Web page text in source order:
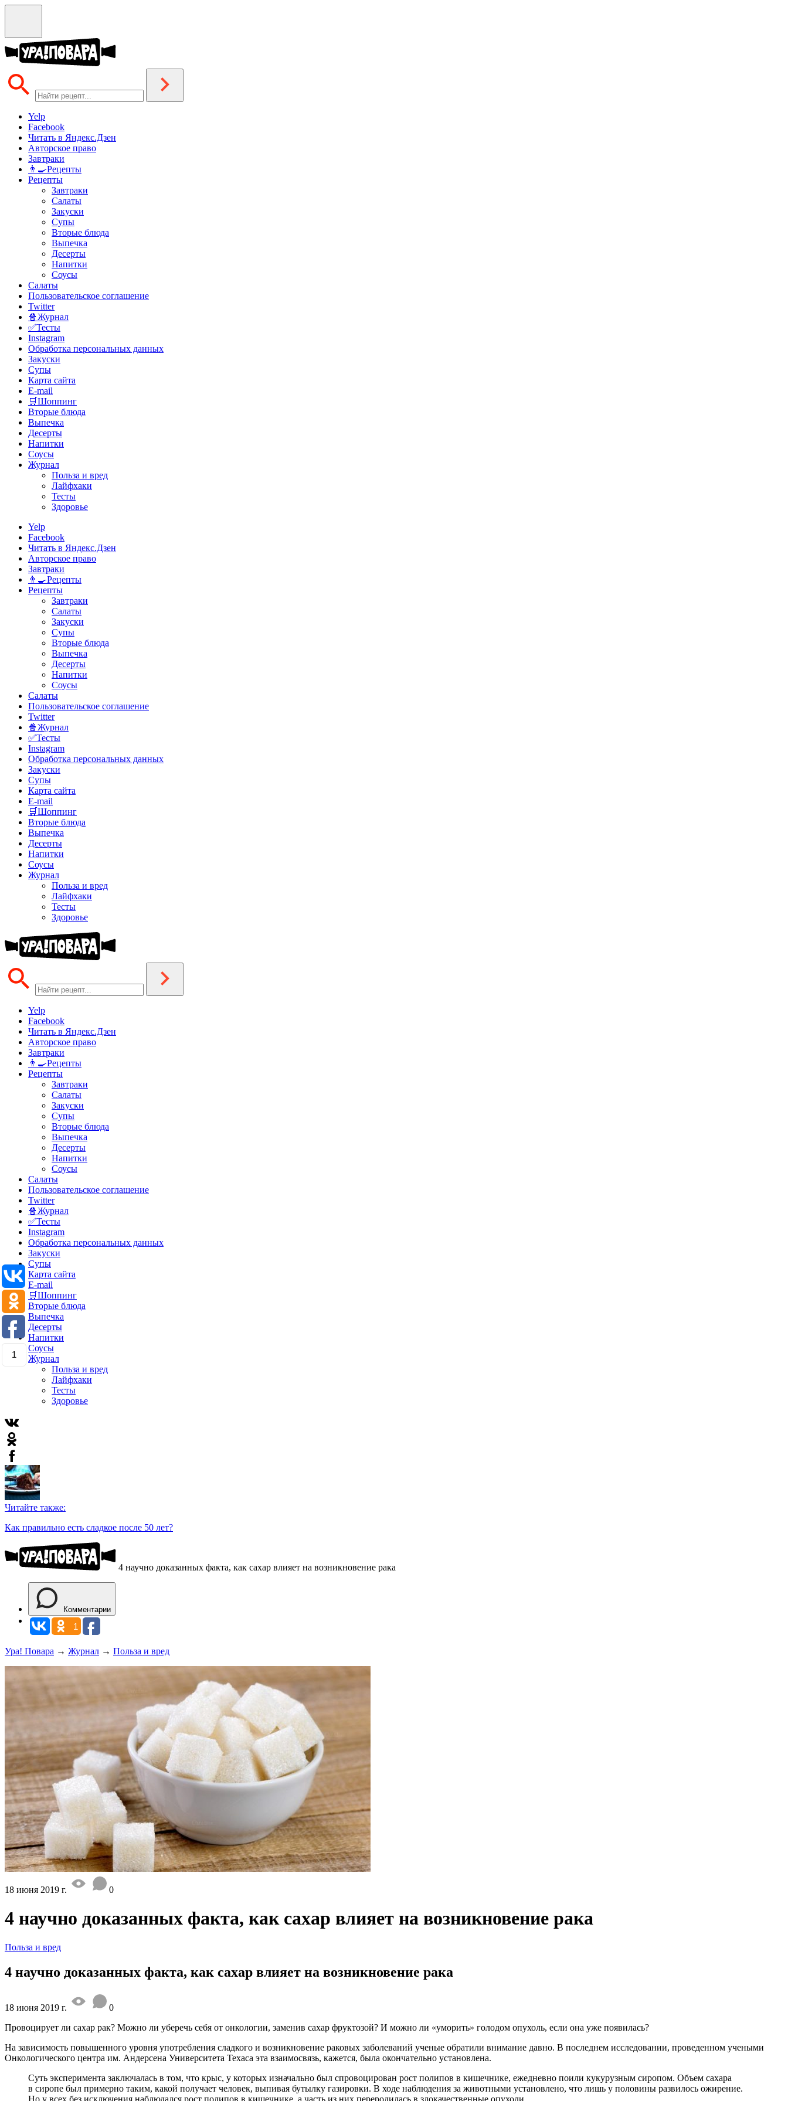
Yelp
Facebook
Читать в Яндекс.Дзен
Авторское право
Завтраки
👨‍🍳Рецепты
Рецепты
Завтраки
Салаты
Закуски
Супы
Вторые блюда
Выпечка
Десерты
Напитки
Соусы
Салаты
Пользовательское соглашение
Twitter
🍿Журнал
✅Тесты
Instagram
Обработка персональных данных
Закуски
Супы
Карта сайта
E-mail
🛒Шоппинг
Вторые блюда
Выпечка
Десерты
Напитки
Соусы
Журнал
Польза и вред
Лайфхаки
Тесты
Здоровье
Yelp
Facebook
Читать в Яндекс.Дзен
Авторское право
Завтраки
👨‍🍳Рецепты
Рецепты
Завтраки
Салаты
Закуски
Супы
Вторые блюда
Выпечка
Десерты
Напитки
Соусы
Салаты
Пользовательское соглашение
Twitter
🍿Журнал
✅Тесты
Instagram
Обработка персональных данных
Закуски
Супы
Карта сайта
E-mail
🛒Шоппинг
Вторые блюда
Выпечка
Десерты
Напитки
Соусы
Журнал
Польза и вред
Лайфхаки
Тесты
Здоровье
Yelp
Facebook
Читать в Яндекс.Дзен
Авторское право
Завтраки
👨‍🍳Рецепты
Рецепты
Завтраки
Салаты
Закуски
Супы
Вторые блюда
Выпечка
Десерты
Напитки
Соусы
Салаты
Пользовательское соглашение
Twitter
🍿Журнал
✅Тесты
Instagram
Обработка персональных данных
Закуски
Супы
Карта сайта
E-mail
🛒Шоппинг
Вторые блюда
Выпечка
Десерты
Напитки
Соусы
Журнал
Польза и вред
Лайфхаки
Тесты
Здоровье
Читайте также:
Как правильно есть сладкое после 50 лет?
4 научно доказанных факта, как сахар влияет на возникновение рака
Комментарии
1
Ура! Повара → Журнал → Польза и вред
18 июня 2019 г. 0
4 научно доказанных факта, как сахар влияет на возникновение рака
Польза и вред
4 научно доказанных факта, как сахар влияет на возникновение рака
18 июня 2019 г.
0
Провоцирует ли сахар рак? Можно ли уберечь себя от онкологии, заменив сахар фруктозой? И можно ли «уморить» голодом опухоль, если она уже появилась?
На зависимость повышенного уровня употребления сладкого и возникновение раковых заболеваний ученые обратили внимание давно. В последнем исследовании, проведенном учеными
Онкологического центра им. Андерсена Университета Техаса эта взаимосвязь, кажется, была окончательно установлена.
Суть эксперимента заключалась в том, что крыс, у которых изначально был спровоцирован рост полипов в кишечнике, ежедневно поили кукурузным сиропом. Объем сахара
в сиропе был примерно таким, какой получает человек, выпивая бутылку газировки. В ходе наблюдения за животными установлено, что лишь у половины развилось ожирение.
Но у всех без исключения наблюдался рост полипов в кишечнике, а часть из них переродилась в злокачественные опухоли.
1